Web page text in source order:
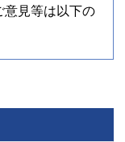
意見等は以下の